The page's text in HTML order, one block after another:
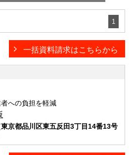
1
一括資料請求はこちらから
への負担を軽減
京都品川区東五反田3丁目14番13号